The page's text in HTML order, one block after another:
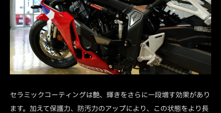
セラミックコーティングは艶、輝きをさらに一段増す効果があり
ます。加えて保護力、防汚力のアップにより、この状態をより長